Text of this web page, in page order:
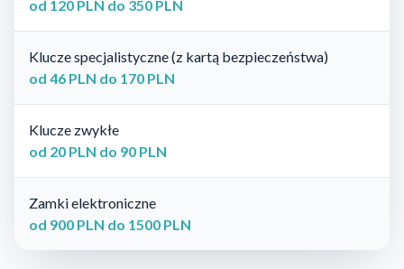
od 120 PLN do 350 PLN
Klucze specjalistyczne (z kartą bezpieczeństwa)
od 46 PLN do 170 PLN
Klucze zwykłe
od 20 PLN do 90 PLN
Zamki elektroniczne
od 900 PLN do 1500 PLN